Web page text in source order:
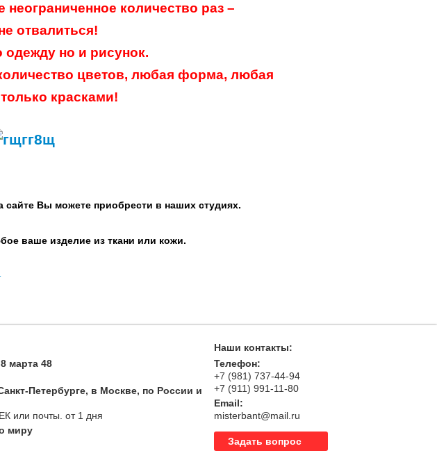
количество раз –
отвалиться!
одежду но и рисунок.
цветов, любая форма, любая
красками!
сайте Вы можете приобрести в наших студиях.
ваше изделие из ткани или кожи.
марта 48
Петербурге, в Москве, по России и
или почты . от 1 дня
миру
Наши контакты:
Телефон:
+7 (981) 737-44-94
+7 (911) 991-11-80
Email:
misterbant@mail.ru
Задать вопрос